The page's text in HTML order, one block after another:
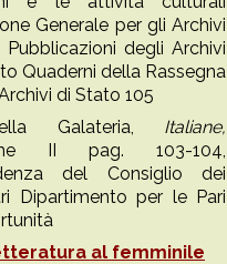
Generale per gli Archivi
Pubblicazioni degli Archivi
Quaderni della Rassegna
di Stato 105
Galateria, Italiane,
II pag. 103-104,
del Consiglio dei
Dipartimento per le Pari
al femminile